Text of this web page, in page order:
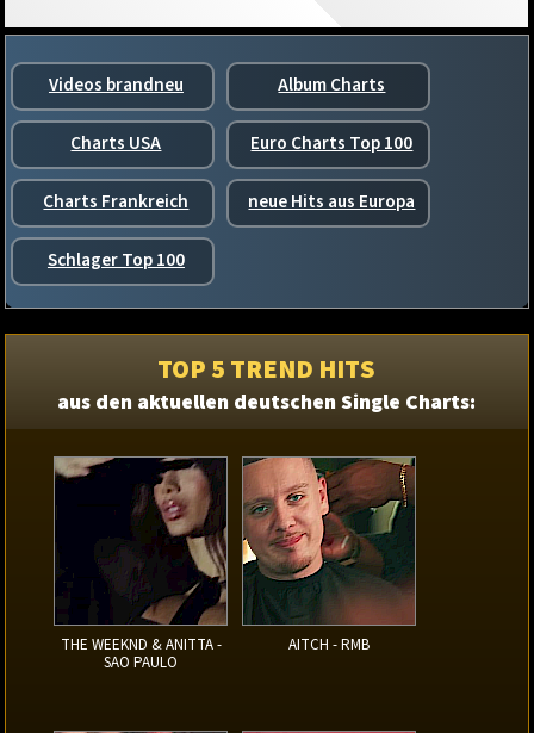
Videos brandneu Album Charts
Charts USA Euro Charts Top 100
Charts Frankreich neue Hits aus Europa
Schlager Top 100
TOP 5 TREND HITS
aus den aktuellen deutschen Single Charts:
THE WEEKND & ANITTA -
SAO PAULO
AITCH - RMB